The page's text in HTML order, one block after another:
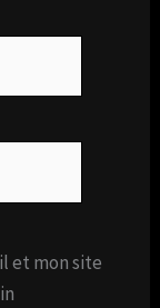
et mon site